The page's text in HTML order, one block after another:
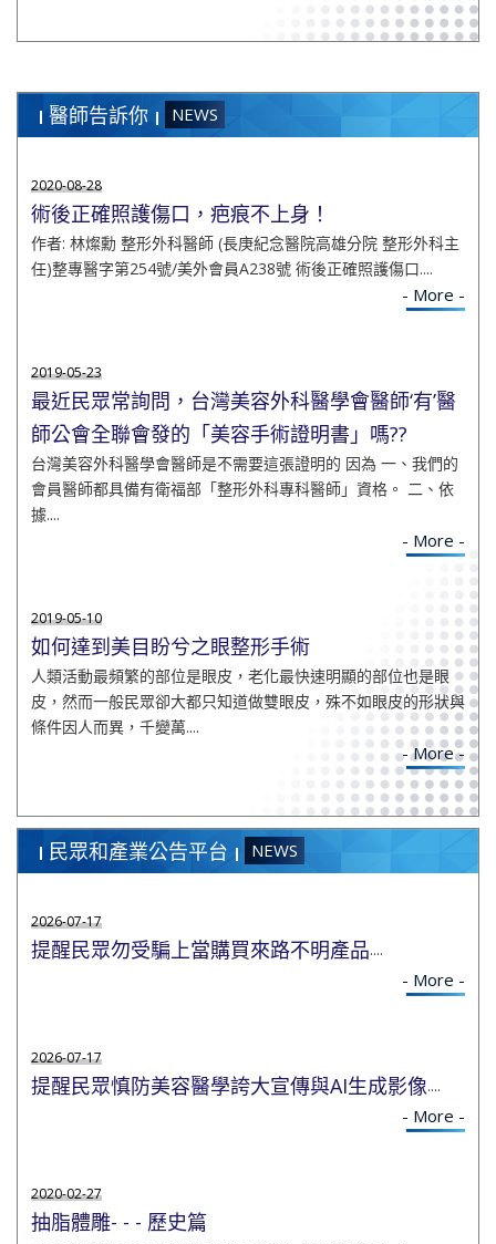
醫師告訴你 NEWS
2020-08-28
術後正確照護傷口，疤痕不上身！
作者: 林燦勳 整形外科醫師 (長庚紀念醫院高雄分院 整形外科主
任)整專醫字第254號/美外會員A238號 術後正確照護傷口....
- More -
2019-05-23
最近民眾常詢問，台灣美容外科醫學會醫師‘有’醫
師公會全聯會發的「美容手術證明書」嗎??
台灣美容外科醫學會醫師是不需要這張證明的 因為 一、我們的
會員醫師都具備有衛福部「整形外科專科醫師」資格。 二、依
據....
- More -
2019-05-10
如何達到美目盼兮之眼整形手術
人類活動最頻繁的部位是眼皮，老化最快速明顯的部位也是眼
皮，然而一般民眾卻大都只知道做雙眼皮，殊不如眼皮的形狀與
條件因人而異，千變萬....
- More -
民眾和產業公告平台 NEWS
2026-07-17
提醒民眾勿受騙上當購買來路不明產品....
- More -
2026-07-17
提醒民眾慎防美容醫學誇大宣傳與AI生成影像....
- More -
2020-02-27
抽脂體雕- - - 歷史篇